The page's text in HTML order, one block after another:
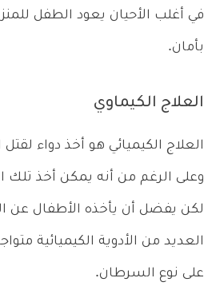
في أغلب الأحيان يعود الطفل
بأمان.
العلاج الكيماوي
العلاج الكيميائي هو أخذ دواء لقتل
وعلى الرغم من أنه يمكن أخذ تلك
لكن يفضل أن يأخذه الأطفال عن
العديد من الأدوية الكيميائية
على نوع السرطان.